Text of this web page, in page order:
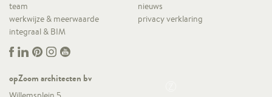
team
nieuws
werkwijze & meerwaarde
privacy verklaring
integraal & BIM
opZoom architecten bv